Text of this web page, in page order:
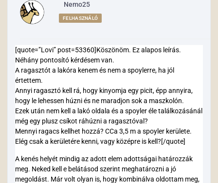
Nemo25
FELHASZNÁLÓ
[quote=”Lovi” post=53360]Köszönöm. Ez alapos leírás.
Néhány pontosító kérdésem van.
A ragasztót a lakóra kenem és nem a spoylerre, ha jól
értettem.
Annyi ragasztó kell rá, hogy kinyomja egy picit, épp annyira,
hogy le lehessen húzni és ne maradjon sok a maszkolón.
Ezek után nem kell a lakó oldala és a spoyler éle találkozásánál
még egy plusz csíkot ráhúzni a ragasztóval?
Mennyi ragacs kellhet hozzá? CCa 3,5 m a spoyler kerülete.
Elég csak a kerületére kenni, vagy középre is kell?[/quote]
A kenés helyét mindig az adott elem adottságai határozzák
meg. Neked kell e belátásod szerint meghatározni a jó
megoldást. Már volt olyan is, hogy kombinálva oldottam meg,